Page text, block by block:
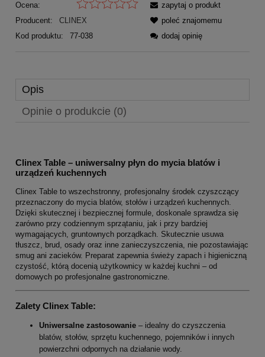
Ocena:
Producent:
CLINEX
Kod produktu:
77-038
zapytaj o produkt
poleć znajomemu
dodaj opinię
Opis
Opinie o produkcie (0)
Clinex Table – uniwersalny płyn do mycia blatów i
urządzeń kuchennych
Clinex Table to wszechstronny, profesjonalny środek czyszczący
przeznaczony do mycia blatów, stołów i urządzeń kuchennych.
Dzięki skutecznej i bezpiecznej formule, doskonale sprawdza się
zarówno przy codziennym sprzątaniu, jak i przy bardziej
wymagających, gruntownych porządkach. Skutecznie usuwa
tłuszcz, brud, osady oraz inne zanieczyszczenia, nie pozostawiając
smug ani zacieków. Preparat zapewnia świeży zapach i higieniczną
czystość, którą docenią użytkownicy w każdej kuchni – od
domowych po profesjonalne gastronomiczne.
Zalety Clinex Table:
Uniwersalne zastosowanie – idealny do czyszczenia
blatów, stołów, sprzętu kuchennego, pojemników i innych
powierzchni odpornych na działanie wody.